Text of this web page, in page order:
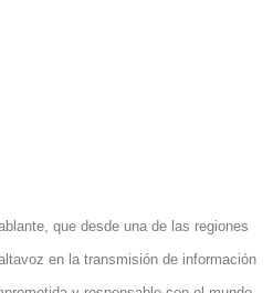
que desde una de las regiones
en la transmisión de información